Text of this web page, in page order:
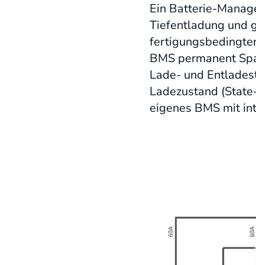
Ein Batterie-
Tiefentladung und
BMS permanent
Lade- und
Ladezustand
eigenes BMS mit